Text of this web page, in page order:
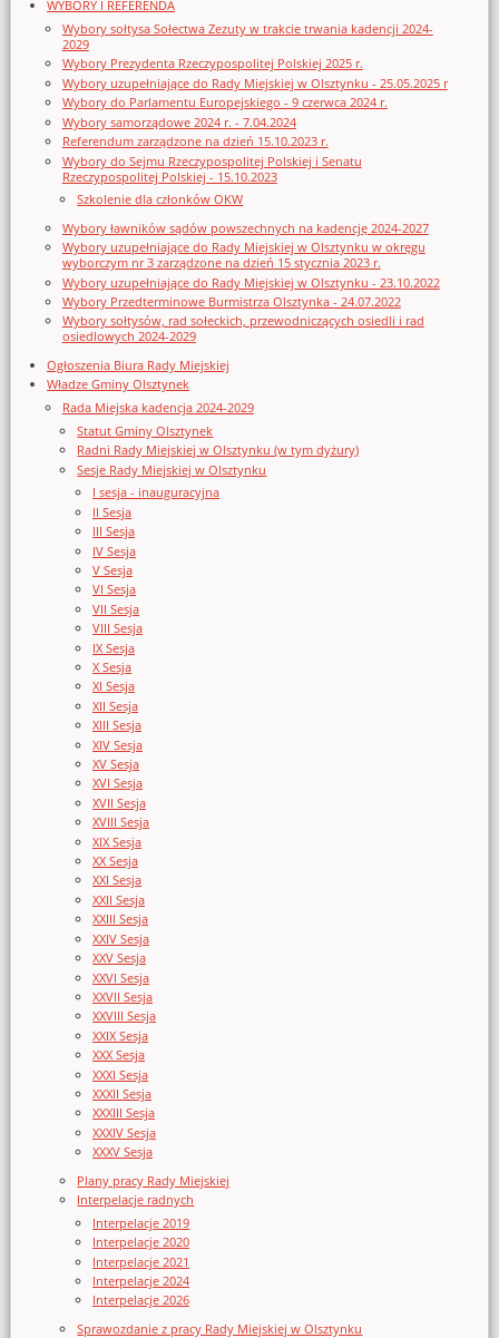
WYBORY I REFERENDA
Wybory sołtysa Sołectwa Zezuty w trakcie trwania kadencji 2024-
2029
Wybory Prezydenta Rzeczypospolitej Polskiej 2025 r.
Wybory uzupełniające do Rady Miejskiej w Olsztynku - 25.05.2025 r
Wybory do Parlamentu Europejskiego - 9 czerwca 2024 r.
Wybory samorządowe 2024 r. - 7.04.2024
Referendum zarządzone na dzień 15.10.2023 r.
Wybory do Sejmu Rzeczypospolitej Polskiej i Senatu
Rzeczypospolitej Polskiej - 15.10.2023
Szkolenie dla członków OKW
Wybory ławników sądów powszechnych na kadencję 2024-2027
Wybory uzupełniające do Rady Miejskiej w Olsztynku w okręgu
wyborczym nr 3 zarządzone na dzień 15 stycznia 2023 r.
Wybory uzupełniające do Rady Miejskiej w Olsztynku - 23.10.2022
Wybory Przedterminowe Burmistrza Olsztynka - 24.07.2022
Wybory sołtysów, rad sołeckich, przewodniczących osiedli i rad
osiedlowych 2024-2029
Ogłoszenia Biura Rady Miejskiej
Władze Gminy Olsztynek
Rada Miejska kadencja 2024-2029
Statut Gminy Olsztynek
Radni Rady Miejskiej w Olsztynku (w tym dyżury)
Sesje Rady Miejskiej w Olsztynku
I sesja - inauguracyjna
II Sesja
III Sesja
IV Sesja
V Sesja
VI Sesja
VII Sesja
VIII Sesja
IX Sesja
X Sesja
XI Sesja
XII Sesja
XIII Sesja
XIV Sesja
XV Sesja
XVI Sesja
XVII Sesja
XVIII Sesja
XIX Sesja
XX Sesja
XXI Sesja
XXII Sesja
XXIII Sesja
XXIV Sesja
XXV Sesja
XXVI Sesja
XXVII Sesja
XXVIII Sesja
XXIX Sesja
XXX Sesja
XXXI Sesja
XXXII Sesja
XXXIII Sesja
XXXIV Sesja
XXXV Sesja
Plany pracy Rady Miejskiej
Interpelacje radnych
Interpelacje 2019
Interpelacje 2020
Interpelacje 2021
Interpelacje 2024
Interpelacje 2026
Sprawozdanie z pracy Rady Miejskiej w Olsztynku